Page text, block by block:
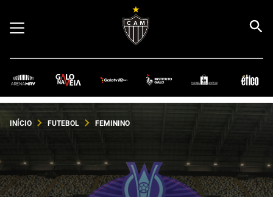
INÍCIO FUTEBOL FEMININO